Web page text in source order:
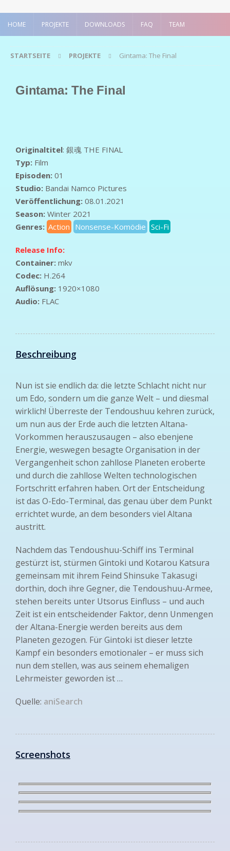
HOME PROJEKTE DOWNLOADS FAQ TEAM
STARTSEITE PROJEKTE Gintama: The Final
Gintama: The Final
Originaltitel: 銀魂 THE FINAL
Typ: Film
Episoden: 01
Studio: Bandai Namco Pictures
Veröffentlichung: 08.01.2021
Season: Winter 2021
Genres: Action Nonsense-Komödie Sci-Fi
Release Info:
Container: mkv
Codec: H.264
Auflösung: 1920×1080
Audio: FLAC
Beschreibung
Nun ist sie endlich da: die letzte Schlacht nicht nur
um Edo, sondern um die ganze Welt – und diesmal
wirklich! Überreste der Tendoushuu kehren zurück,
um nun aus der Erde auch die letzten Altana-
Vorkommen herauszusaugen – also ebenjene
Energie, weswegen besagte Organisation in der
Vergangenheit schon zahllose Planeten eroberte
und durch die zahllose Welten technologischen
Fortschritt erfahren haben. Ort der Entscheidung
ist das O-Edo-Terminal, das genau über dem Punkt
errichtet wurde, an dem besonders viel Altana
austritt.
Nachdem das Tendoushuu-Schiff ins Terminal
gestürzt ist, stürmen Gintoki und Kotarou Katsura
gemeinsam mit ihrem Feind Shinsuke Takasugi
dorthin, doch ihre Gegner, die Tendoushuu-Armee,
stehen bereits unter Utsorus Einfluss – und auch
Zeit ist ein entscheidender Faktor, denn Unmengen
der Altana-Energie werden bereits aus dem
Planeten gezogen. Für Gintoki ist dieser letzte
Kampf ein besonders emotionaler – er muss sich
nun dem stellen, was aus seinem ehemaligen
Lehrmeister geworden ist …
Quelle: aniSearch
Screenshots